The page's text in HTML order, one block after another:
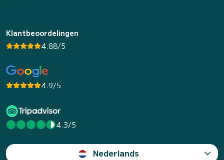
Klantbeoordelingen
4.88/5
4.9/5
4.3/5
Nederlands